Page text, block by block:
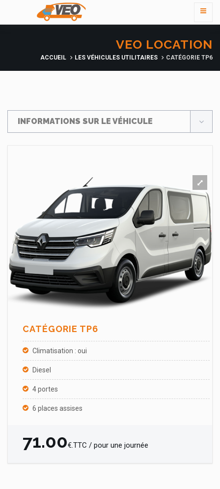
VEO LOCATION
ACCUEIL LES VÉHICULES UTILITAIRES CATÉGORIE TP6
INFORMATIONS SUR LE VÉHICULE
CATÉGORIE TP6
Climatisation : oui
Diesel
4 portes
6 places assises
71.00€.TTC / pour une journée